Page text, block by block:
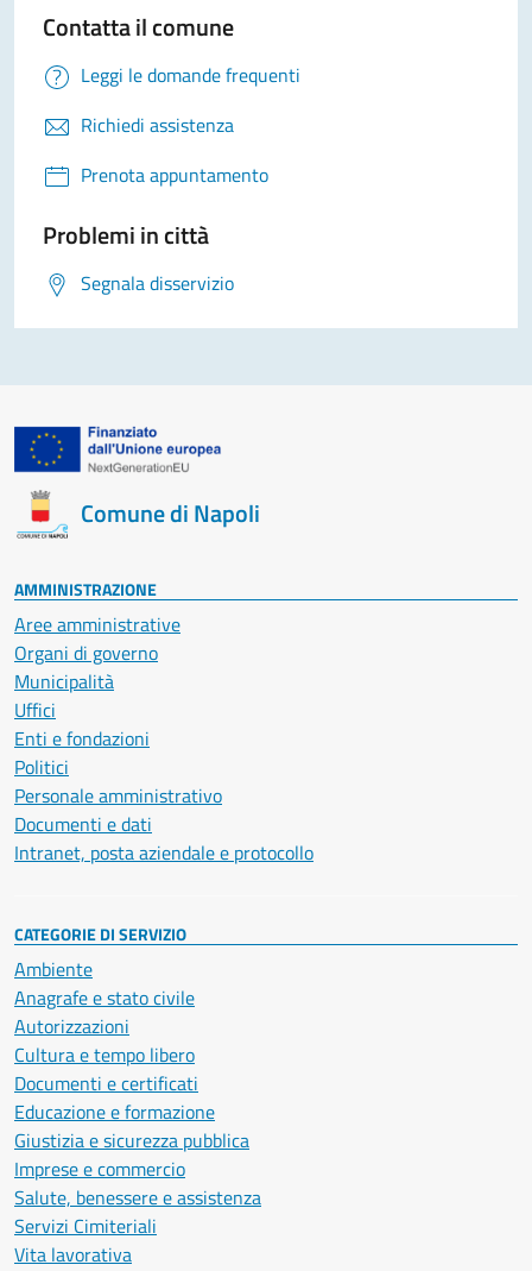
Contatta il comune
Leggi le domande frequenti
Richiedi assistenza
Prenota appuntamento
Problemi in città
Segnala disservizio
Comune di Napoli
AMMINISTRAZIONE
Aree amministrative
Organi di governo
Municipalità
Uffici
Enti e fondazioni
Politici
Personale amministrativo
Documenti e dati
Intranet, posta aziendale e protocollo
CATEGORIE DI SERVIZIO
Ambiente
Anagrafe e stato civile
Autorizzazioni
Cultura e tempo libero
Documenti e certificati
Educazione e formazione
Giustizia e sicurezza pubblica
Imprese e commercio
Salute, benessere e assistenza
Servizi Cimiteriali
Vita lavorativa